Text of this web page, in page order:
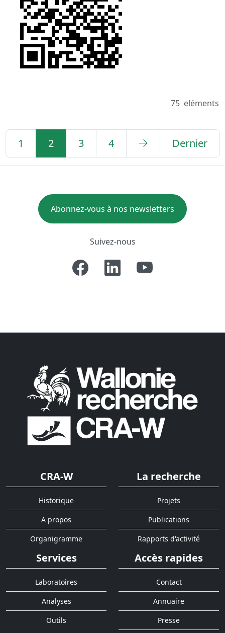
75 eléments
1 2 3 4 Dernier
Abonnez-vous à nos newsletters
Suivez-nous
CRA-W
Historique
A propos
Organigramme
La recherche
Projets
Publications
Rapports d'activité
Services
Laboratoires
Analyses
Outils
Accès rapides
Contact
Annuaire
Presse